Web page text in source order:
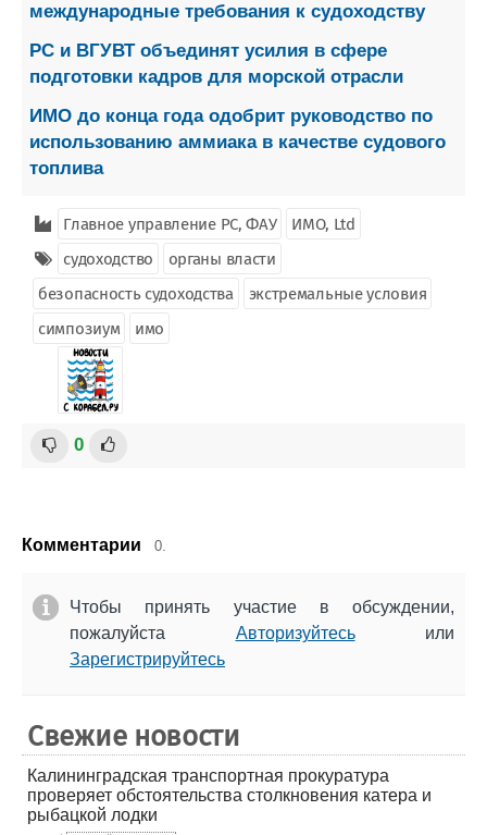
международные требования к судоходству
РС и ВГУВТ объединят усилия в сфере
подготовки кадров для морской отрасли
ИМО до конца года одобрит руководство по
использованию аммиака в качестве судового
топлива
Главное управление РС, ФАУ
ИМО, Ltd
судоходство
органы власти
безопасность судоходства
экстремальные условия
симпозиум
имо
0
Комментарии 0.
Чтобы принять участие в обсуждении,
пожалуйста Авторизуйтесьили
Зарегистрируйтесь
Свежие новости
Калининградская транспортная прокуратура
проверяет обстоятельства столкновения катера и
рыбацкой лодки